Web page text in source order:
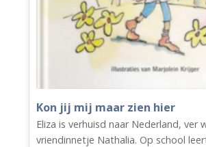
Kon jij mij maar zien hier
Eliza is verhuisd naar Nederland, ver
vriendinnetje Nathalia. Op school